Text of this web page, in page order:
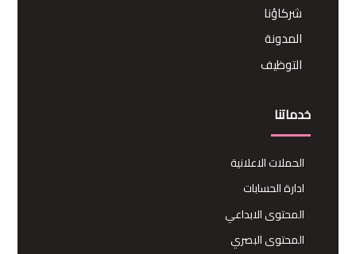
شركاؤنا
المدونة
التوظيف
خدماتنا
الحملات الاعلانية
ادارة الحسابات
المحتوى الابداعي
المحتوى البصري